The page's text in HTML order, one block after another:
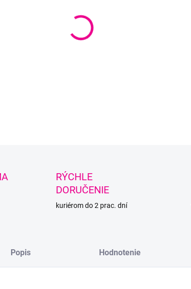
RÝCHLE
DORUČENIE
kuriérom do 2 prac. dní
Popis Hodnotenie